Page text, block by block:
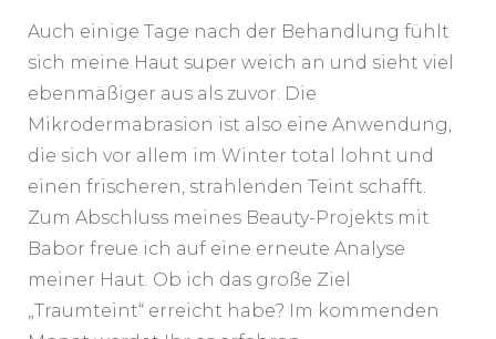
Auch einige Tage nach der Behandlung fühlt
sich meine Haut super weich an und sieht viel
ebenmäßiger aus als zuvor. Die
Mikrodermabrasion ist also eine Anwendung,
die sich vor allem im Winter total lohnt und
einen frischeren, strahlenden Teint schafft.
Zum Abschluss meines Beauty-Projekts mit
Babor freue ich auf eine erneute Analyse
meiner Haut. Ob ich das große Ziel
„Traumteint“ erreicht habe? Im kommenden